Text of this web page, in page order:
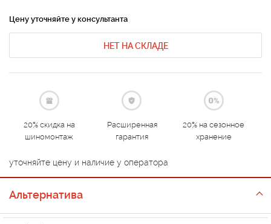
Цену уточняйте у консультанта
НЕТ НА СКЛАДЕ
20% скидка на
шиномонтаж
Расширенная
гарантия
20% на сезонное
хранение
уточняйте цену и наличие у оператора
Альтернатива